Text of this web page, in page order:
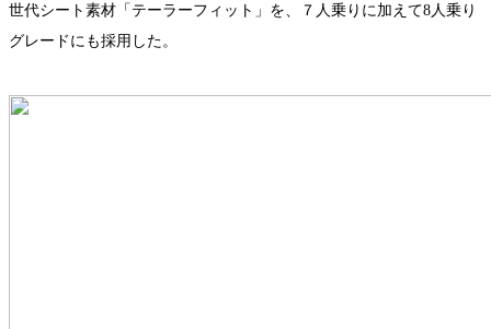
世代シート素材「テーラーフィット」を、７人乗りに加えて8人乗り
グレードにも採用した。